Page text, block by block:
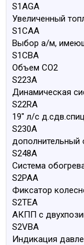
S1AGA
Увеличенный
S1CAA
Выбор а/м,
S1CBA
Объем CO2
S223A
Динамическая
S22RA
19" л/с
S230A
дополнительный
S248A
Система
S2PAA
Фиксатор
S2TEA
АКПП с
S2VBA
Индикация